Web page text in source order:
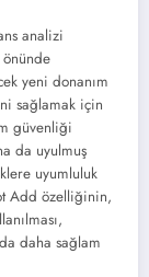
analizi
yeni donanım
sağlamak için
güvenliği
da uyulmuş
uyumluluk
Add özelliğinin,
daha sağlam